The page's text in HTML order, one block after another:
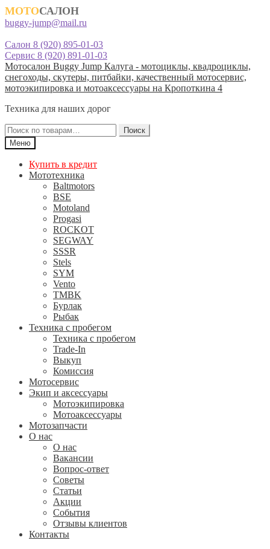
МОТОСАЛОН
buggy-jump@mail.ru
Салон 8 (920) 895-01-03
Сервис 8 (920) 891-01-03
Перейти
к
навигации
Перейти
к
содержимому
Мотосалон Buggy Jump Калуга - мотоциклы, квадроциклы,
снегоходы, скутеры, питбайки, качественный мотосервис,
мотоэкипировка и мотоаксессуары на Кропоткина 4
Техника для наших дорог
Искать:
Поиск
Меню
Купить в кредит
Мототехника
Baltmotors
BSE
Motoland
Progasi
ROCKOT
SEGWAY
SSSR
Stels
SYM
Vento
TMBK
Бурлак
Рыбак
Техника с пробегом
Техника с пробегом
Trade-In
Выкуп
Комиссия
Мотосервис
Экип и аксессуары
Мотоэкипировка
Мотоаксессуары
Мотозапчасти
О нас
О нас
Вакансии
Вопрос-ответ
Советы
Статьи
Акции
События
Отзывы клиентов
Контакты